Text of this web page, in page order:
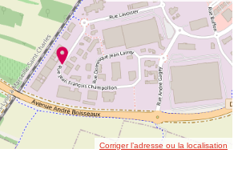
Corriger l’adresse ou la localisation